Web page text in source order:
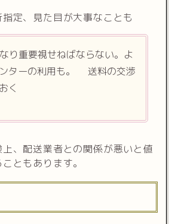
定、見た目が大事なことも
り重要視せねばならない。よ
ターの利用も。 送料の交渉
く
、配送業者との関係が悪いと値
ともあります。